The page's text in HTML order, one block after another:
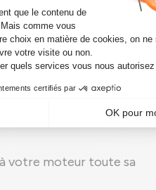
;
de fuite ;
typique : P0299
votre moteur toute sa